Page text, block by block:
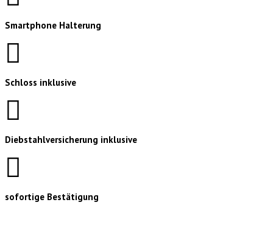
Smartphone Halterung
Schloss inklusive
Diebstahlversicherung inklusive
sofortige Bestätigung